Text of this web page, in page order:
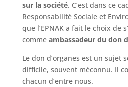
sur la société. C’est dans ce
Responsabilité Sociale et
que l’EPNAK a fait le choix de
comme ambassadeur du don
Le don d’organes est un sujet
difficile, souvent méconnu. Il
chacun d’entre nous.